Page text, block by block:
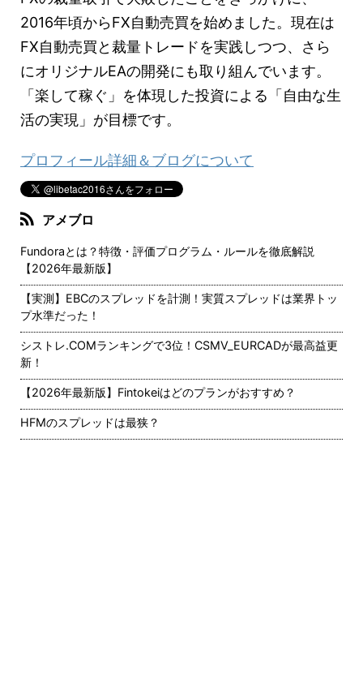
2016年頃からFX自動売買を始めました。現在は
FX自動売買と裁量トレードを実践しつつ、さら
にオリジナルEAの開発にも取り組んでいます。
「楽して稼ぐ」を体現した投資による「自由な生
活の実現」が目標です。
プロフィール詳細＆ブログについて
アメブロ
Fundoraとは？特徴・評価プログラム・ルールを徹底解説
【2026年最新版】
【実測】EBCのスプレッドを計測！実質スプレッドは業界トッ
プ水準だった！
シストレ.COMランキングで3位！CSMV_EURCADが最高益更
新！
【2026年最新版】Fintokeiはどのプランがおすすめ？
HFMのスプレッドは最狭？